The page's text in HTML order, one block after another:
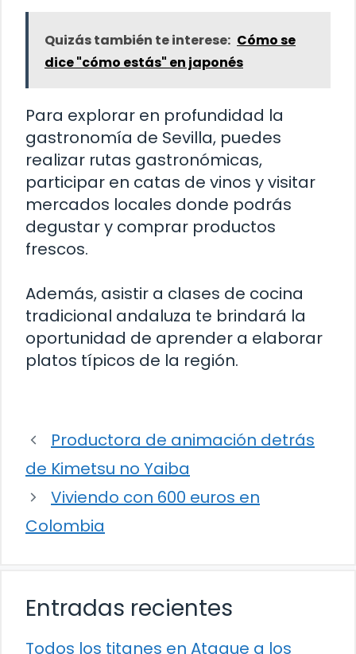
Quizás también te interese: Cómo se
dice "cómo estás" en japonés
Para explorar en profundidad la
gastronomía de Sevilla, puedes
realizar rutas gastronómicas,
participar en catas de vinos y visitar
mercados locales donde podrás
degustar y comprar productos
frescos.
Además, asistir a clases de cocina
tradicional andaluza te brindará la
oportunidad de aprender a elaborar
platos típicos de la región.
Productora de animación detrás
de Kimetsu no Yaiba
Viviendo con 600 euros en
Colombia
Entradas recientes
Todos los titanes en Ataque a los